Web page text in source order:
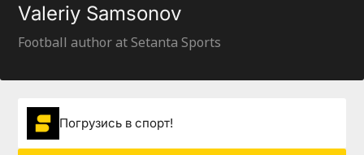
Valeriy Samsonov
Football author at Setanta Sports
Погрузиcь в спорт!